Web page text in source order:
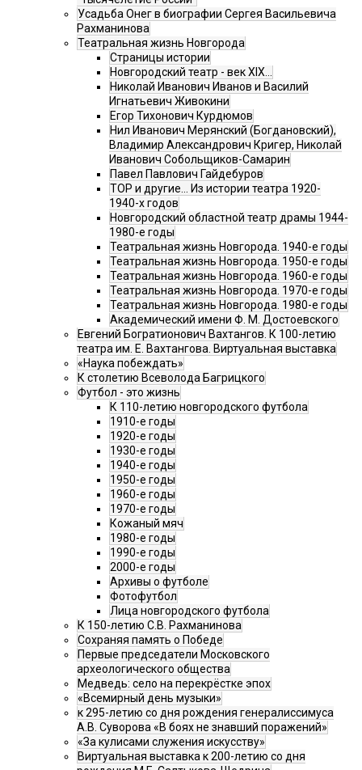
Усадьба Онег в биографии Сергея Васильевича
Рахманинова
Театральная жизнь Новгорода
Страницы истории
Новгородский театр - век XIX…
Николай Иванович Иванов и Василий
Игнатьевич Живокини
Егор Тихонович Курдюмов
Нил Иванович Мерянский (Богдановский),
Владимир Александрович Кригер, Николай
Иванович Собольщиков-Самарин
Павел Павлович Гайдебуров
ТОР и другие… Из истории театра 1920-
1940-х годов
Новгородский областной театр драмы 1944-
1980-е годы
Театральная жизнь Новгорода. 1940-е годы
Театральная жизнь Новгорода. 1950-е годы
Театральная жизнь Новгорода. 1960-е годы
Театральная жизнь Новгорода. 1970-е годы
Театральная жизнь Новгорода. 1980-е годы
Академический имени Ф. М. Достоевского
Евгений Богратионович Вахтангов. К 100-летию
театра им. Е. Вахтангова. Виртуальная выставка
«Наука побеждать»
К столетию Всеволода Багрицкого
Футбол - это жизнь
К 110-летию новгородского футбола
1910-е годы
1920-е годы
1930-е годы
1940-е годы
1950-е годы
1960-е годы
1970-е годы
Кожаный мяч
1980-е годы
1990-е годы
2000-е годы
Архивы о футболе
Фотофутбол
Лица новгородского футбола
К 150-летию С.В. Рахманинова
Сохраняя память о Победе
Первые председатели Московского
археологического общества
Медведь: село на перекрёстке эпох
«Всемирный день музыки»
к 295-летию со дня рождения генералиссимуса
А.В. Суворова «В боях не знавший поражений»
«За кулисами служения искусству»
Виртуальная выставка к 200-летию со дня